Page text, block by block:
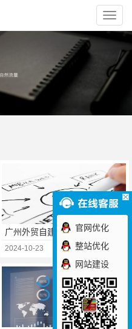
苏
州
点
一
络
技
术
司
广州外贸自建站和平台的区
别？
2024-10-23
官网优化
整站优化
网站建设